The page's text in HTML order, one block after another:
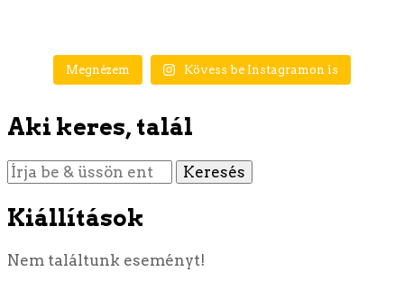
Megnézem Kövess be Instagramon is
Aki keres, talál
Keres
valamit?
Kiállítások
Nem találtunk eseményt!